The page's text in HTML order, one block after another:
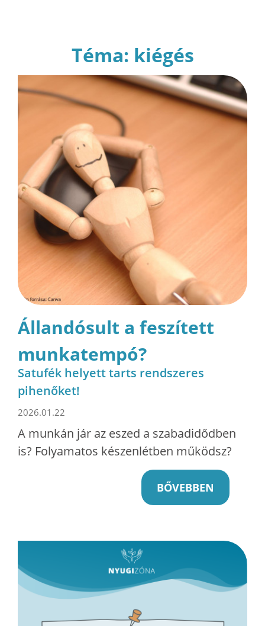
Téma: kiégés
Állandósult a feszített
munkatempó?
Satufék helyett tarts rendszeres
pihenőket!
2026.01.22
A munkán jár az eszed a szabadidődben
is? Folyamatos készenlétben működsz?
BŐVEBBEN